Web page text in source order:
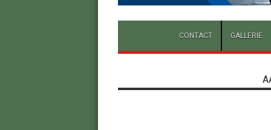
GALLERIE
CONTACT